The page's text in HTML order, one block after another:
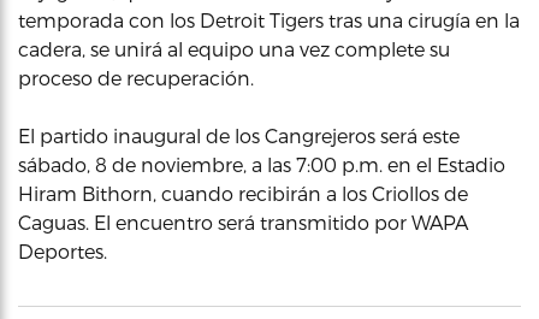
temporada con los Detroit Tigers tras una cirugía en la
cadera, se unirá al equipo una vez complete su
proceso de recuperación.
El partido inaugural de los Cangrejeros será este
sábado, 8 de noviembre, a las 7:00 p.m. en el Estadio
Hiram Bithorn, cuando recibirán a los Criollos de
Caguas. El encuentro será transmitido por WAPA
Deportes.